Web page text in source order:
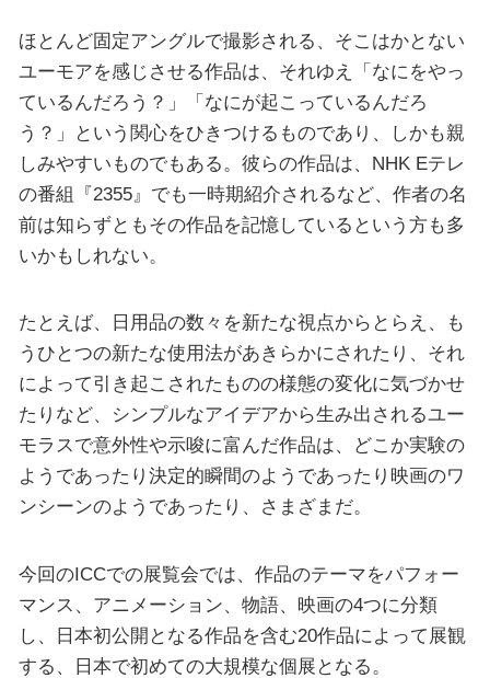
ほとんど固定アングルで撮影される、そこはかとない
ユーモアを感じさせる作品は、それゆえ「なにをやっ
ているんだろう？」「なにが起こっているんだろ
う？」という関心をひきつけるものであり、しかも親
しみやすいものでもある。彼らの作品は、NHK Eテレ
の番組『2355』でも一時期紹介されるなど、作者の名
前は知らずともその作品を記憶しているという方も多
いかもしれない。
たとえば、日用品の数々を新たな視点からとらえ、も
うひとつの新たな使用法があきらかにされたり、それ
によって引き起こされたものの様態の変化に気づかせ
たりなど、シンプルなアイデアから生み出されるユー
モラスで意外性や示唆に富んだ作品は、どこか実験の
ようであったり決定的瞬間のようであったり映画のワ
ンシーンのようであったり、さまざまだ。
今回のICCでの展覧会では、作品のテーマをパフォー
マンス、アニメーション、物語、映画の4つに分類
し、日本初公開となる作品を含む20作品によって展観
する、日本で初めての大規模な個展となる。